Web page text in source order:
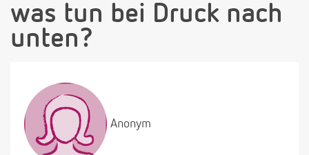
was tun bei Druck nach
unten?
Anonym